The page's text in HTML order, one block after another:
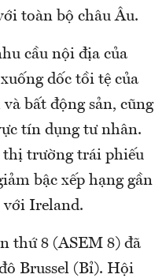
toàn bộ châu Âu.
cầu nội địa của
dốc tồi tệ của
bất động sản, cũng
tín dụng tư nhân.
thị trường trái phiếu
bậc xếp hạng gần
với Ireland.
thứ 8 (ASEM 8) đã
Brussel (Bỉ). Hội